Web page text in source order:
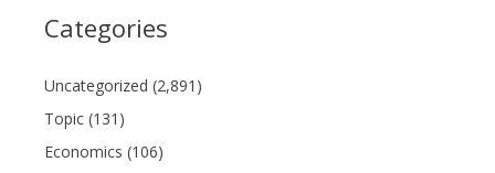
Categories
Uncategorized (2,891)
Topic (131)
Economics (106)